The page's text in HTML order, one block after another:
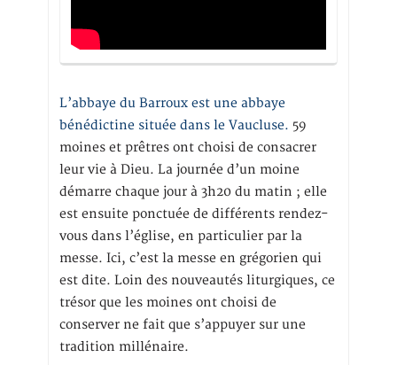
L’abbaye du Barroux est une abbaye
bénédictine située dans le Vaucluse. 59
moines et prêtres ont choisi de consacrer
leur vie à Dieu. La journée d’un moine
démarre chaque jour à 3h20 du matin ; elle
est ensuite ponctuée de différents rendez-
vous dans l’église, en particulier par la
messe. Ici, c’est la messe en grégorien qui
est dite. Loin des nouveautés liturgiques, ce
trésor que les moines ont choisi de
conserver ne fait que s’appuyer sur une
tradition millénaire.